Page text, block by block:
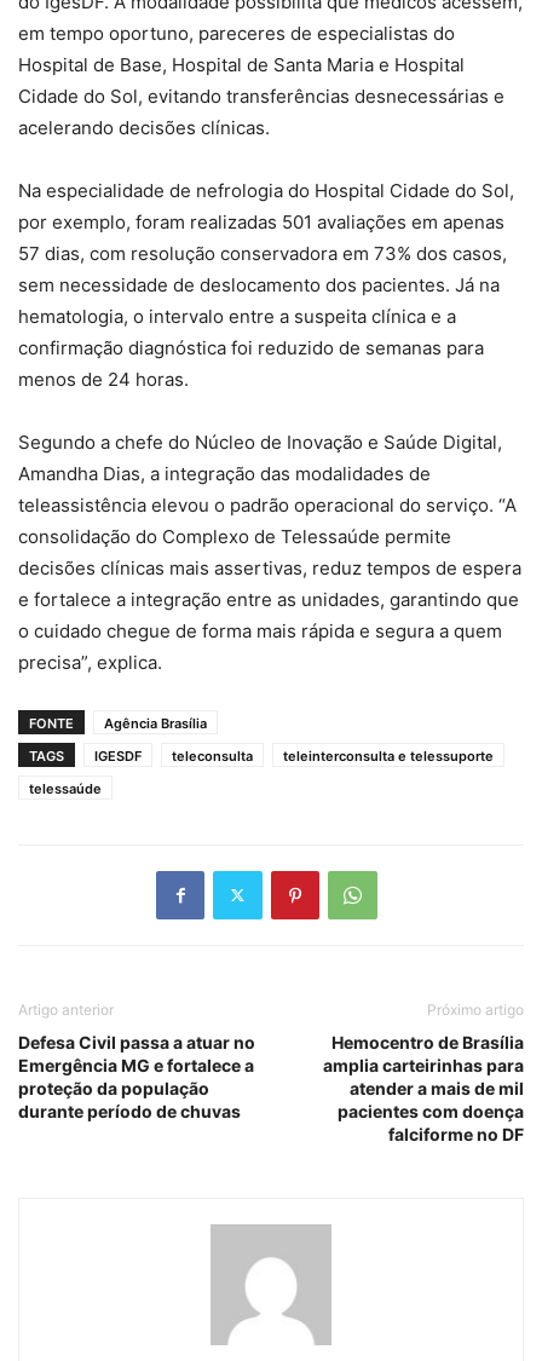
em tempo oportuno, pareceres de especialistas do
Hospital de Base, Hospital de Santa Maria e Hospital
Cidade do Sol, evitando transferências desnecessárias e
acelerando decisões clínicas.
Na especialidade de nefrologia do Hospital Cidade do Sol,
por exemplo, foram realizadas 501 avaliações em apenas
57 dias, com resolução conservadora em 73% dos casos,
sem necessidade de deslocamento dos pacientes. Já na
hematologia, o intervalo entre a suspeita clínica e a
confirmação diagnóstica foi reduzido de semanas para
menos de 24 horas.
Segundo a chefe do Núcleo de Inovação e Saúde Digital,
Amandha Dias, a integração das modalidades de
teleassistência elevou o padrão operacional do serviço. “A
consolidação do Complexo de Telessaúde permite
decisões clínicas mais assertivas, reduz tempos de espera
e fortalece a integração entre as unidades, garantindo que
o cuidado chegue de forma mais rápida e segura a quem
precisa”, explica.
FONTE
Agência Brasília
TAGS
IGESDF teleconsulta
teleinterconsulta e telessuporte
telessaúde
Artigo anterior
Defesa Civil passa a atuar no
Emergência MG e fortalece a
proteção da população
durante período de chuvas
Próximo artigo
Hemocentro de Brasília
amplia carteirinhas para
atender a mais de mil
pacientes com doença
falciforme no DF